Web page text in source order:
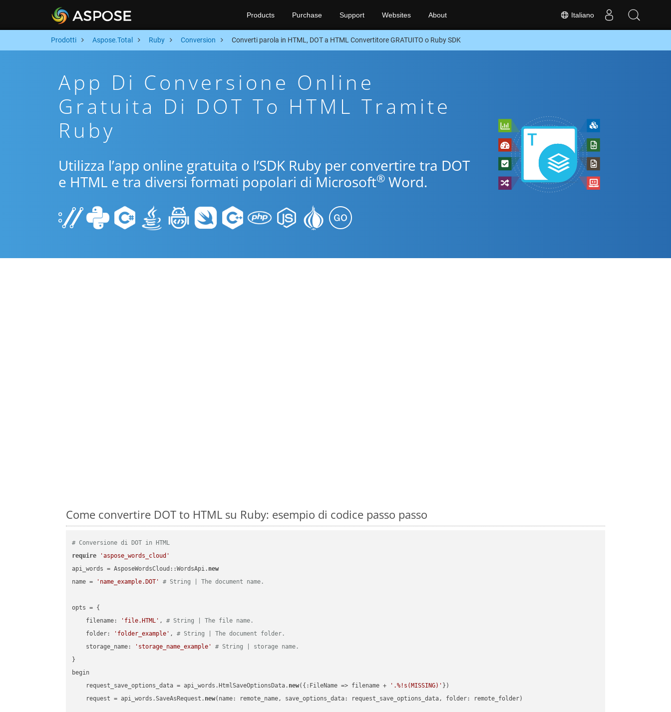
Italiano
Products Purchase Support Websites About
Prodotti Aspose.Total Ruby Conversion Converti parola in HTML, DOT a HTML Convertitore GRATUITO o Ruby SDK
App Di Conversione Online
Gratuita Di DOT To HTML Tramite
Ruby
Utilizza l’app online gratuita o l’SDK Ruby per convertire tra DOT
e HTML e tra diversi formati popolari di Microsoft® Word.
Come convertire DOT to HTML su Ruby: esempio di codice passo passo
# Conversione di DOT in HTML
require
'aspose_words_cloud'
api_words = AsposeWordsCloud::WordsApi. new
name =
'name_example.DOT' # String | The document name.
opts = {
    filename:
'file.HTML' , # String | The file name.
    folder:
'folder_example' , # String | The document folder.
    storage_name:
'storage_name_example'
# String | storage name.
}
begin
    request_save_options_data = api_words.HtmlSaveOptionsData.
new({:FileName => filename + '.%!s(MISSING)' })
    request = api_words.SaveAsRequest.
new(name: remote_name, save_options_data: request_save_options_data, folder: remote_folder)